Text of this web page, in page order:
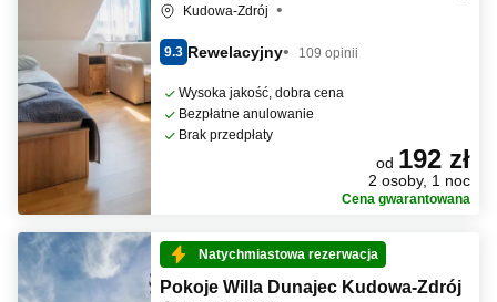
Kudowa-Zdrój
9.3 Rewelacyjny 109 opinii
Wysoka jakość, dobra cena
Bezpłatne anulowanie
Brak przedpłaty
od 192 zł
2 osoby, 1 noc
Cena gwarantowana
Natychmiastowa rezerwacja
Pokoje Willa Dunajec Kudowa-Zdrój